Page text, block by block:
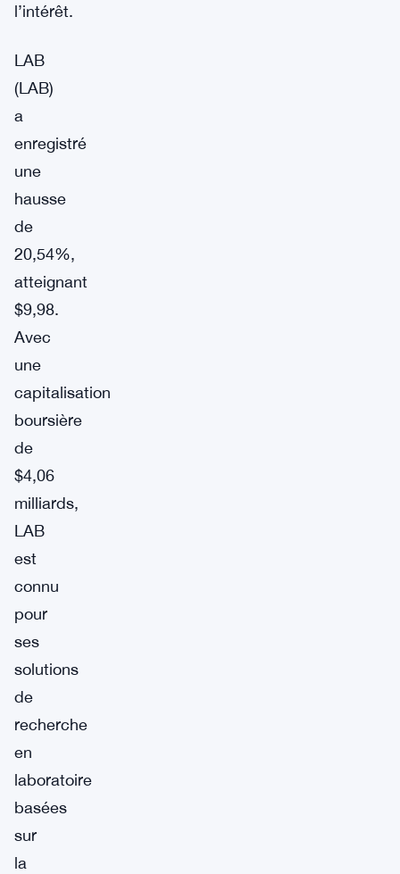
l’intérêt.
LAB
(LAB)
a
enregistré
une
hausse
de
20,54%,
atteignant
$9,98.
Avec
une
capitalisation
boursière
de
$4,06
milliards,
LAB
est
connu
pour
ses
solutions
de
recherche
en
laboratoire
basées
sur
la